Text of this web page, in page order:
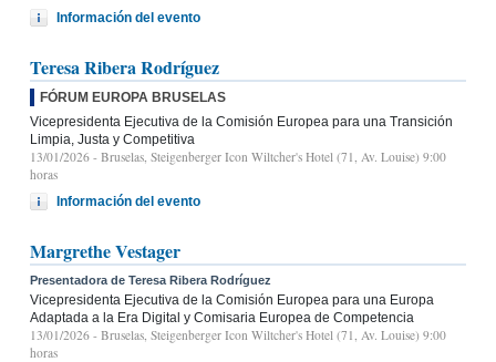
Información del evento
Teresa Ribera Rodríguez
FÓRUM EUROPA BRUSELAS
Vicepresidenta Ejecutiva de la Comisión Europea para una Transición
Limpia, Justa y Competitiva
13/01/2026 - Bruselas, Steigenberger Icon Wiltcher's Hotel (71, Av. Louise) 9:00
horas
Información del evento
Margrethe Vestager
Presentadora de Teresa Ribera Rodríguez
Vicepresidenta Ejecutiva de la Comisión Europea para una Europa
Adaptada a la Era Digital y Comisaria Europea de Competencia
13/01/2026 - Bruselas, Steigenberger Icon Wiltcher's Hotel (71, Av. Louise) 9:00
horas